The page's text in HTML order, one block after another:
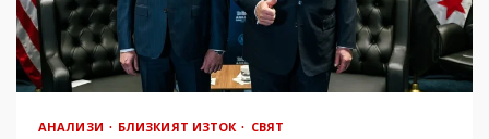
АНАЛИЗИ БЛИЗКИЯТ ИЗТОК СВЯТ